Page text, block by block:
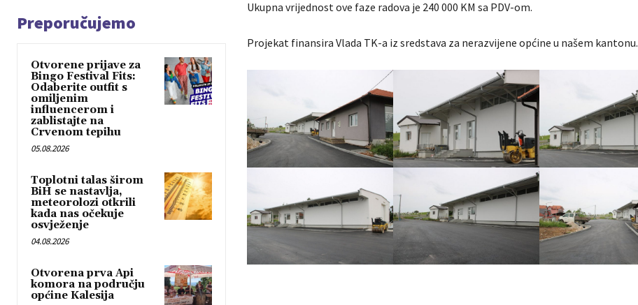
Preporučujemo
Otvorene prijave za
Bingo Festival Fits:
Odaberite outfit s
omiljenim
influencerom i
zablistajte na
Crvenom tepihu
05.08.2026
Toplotni talas širom
BiH se nastavlja,
meteorolozi otkrili
kada nas očekuje
osvježenje
04.08.2026
Otvorena prva Api
komora na području
općine Kalesija
Ukupna vrijednost ove faze radova je 240 000 KM sa PDV-om.
Projekat finansira Vlada TK-a iz sredstava za nerazvijene općine u našem kantonu.